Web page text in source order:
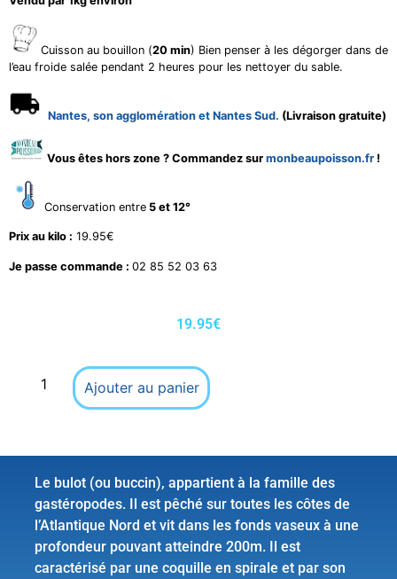
Cuisson au bouillon (20 min) Bien penser à les dégorger dans de
l’eau froide salée pendant 2 heures pour les nettoyer du sable.
Nantes, son agglomération et Nantes Sud. (Livraison gratuite)
Vous êtes hors zone ? Commandez sur monbeaupoisson.fr !
Conservation entre 5 et 12°
Prix au kilo : 19.95€
Je passe commande : 02 85 52 03 63
19.95€
Ajouter au panier
Le bulot (ou buccin), appartient à la famille des
gastéropodes. Il est pêché sur toutes les côtes de
l’Atlantique Nord et vit dans les fonds vaseux à une
profondeur pouvant atteindre 200m. Il est
caractérisé par une coquille en spirale et par son